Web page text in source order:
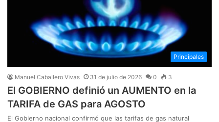
Principales
Manuel Caballero Vivas 31 de julio de 2026 0 3
El GOBIERNO definió un AUMENTO en la
TARIFA de GAS para AGOSTO
El Gobierno nacional confirmó que las tarifas de gas natural